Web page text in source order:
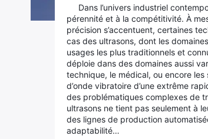
Dans l’univers industriel
pérennité et à la compétitivité. À
précision s’accentuent, certaines
cas des ultrasons, dont les
usages les plus traditionnels et
déploie dans des domaines aussi
technique, le médical, ou encore les
d’onde vibratoire d’une extrême
des problématiques complexes de
ultrasons ne tient pas seulement à
des lignes de production
adaptabilité…